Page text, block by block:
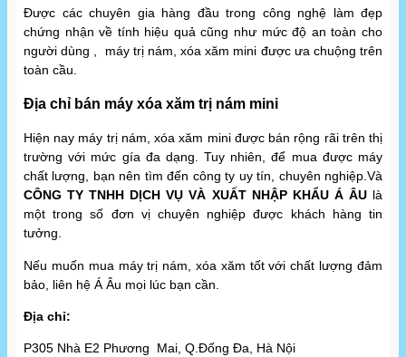
Được các chuyên gia hàng đầu trong công nghệ làm đẹp
chứng nhận về tính hiệu quả cũng như mức độ an toàn cho
người dùng , máy trị nám, xóa xăm mini được ưa chuộng trên
toàn cầu.
Địa chỉ bán máy xóa xăm trị nám mini
Hiện nay máy trị nám, xóa xăm mini được bán rộng rãi trên thị
trường với mức gía đa dạng. Tuy nhiên, để mua được máy
chất lượng, bạn nên tìm đến công ty uy tín, chuyên nghiệp.Và
CÔNG TY TNHH DỊCH VỤ VÀ XUẤT NHẬP KHẨU Á ÂUlà
một trong số đơn vị chuyên nghiệp được khách hàng tin
tưởng.
Nếu muốn mua máy trị nám, xóa xăm tốt với chất lượng đảm
bảo, liên hệ Á Âu mọi lúc bạn cần.
Địa chỉ:
P305 Nhà E2 Phương Mai, Q.Đống Đa, Hà Nội